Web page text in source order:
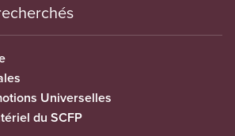
Universelles
du SCFP